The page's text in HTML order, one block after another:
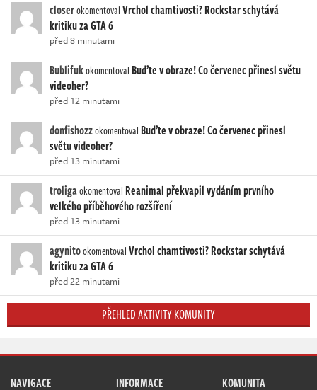
closerokomentovalVrchol chamtivosti? Rockstar schytává
kritiku za GTA 6
před 8 minutami
Bublifukokomentoval Buďte v obraze! Co červenec přinesl světu
videoher?
před 12 minutami
donfishozzokomentoval Buďte v obraze! Co červenec přinesl
světu videoher?
před 13 minutami
troligaokomentoval Reanimal překvapil vydáním prvního
velkého příběhového rozšíření
před 13 minutami
agynitookomentovalVrchol chamtivosti? Rockstar schytává
kritiku za GTA 6
před 22 minutami
PŘEHLED AKTIVITY KOMUNITY
NAVIGACE INFORMACE KOMUNITA